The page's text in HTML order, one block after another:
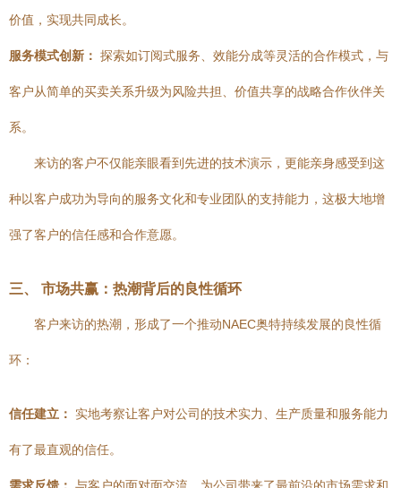
价值，实现共同成长。
服务模式创新： 探索如订阅式服务、效能分成等灵活的合作模式，与
客户从简单的买卖关系升级为风险共担、价值共享的战略合作伙伴关
系。
来访的客户不仅能亲眼看到先进的技术演示，更能亲身感受到这
种以客户成功为导向的服务文化和专业团队的支持能力，这极大地增
强了客户的信任感和合作意愿。
三、 市场共赢：热潮背后的良性循环
客户来访的热潮，形成了一个推动NAEC奥特持续发展的良性循
环：
信任建立： 实地考察让客户对公司的技术实力、生产质量和服务能力
有了最直观的信任。